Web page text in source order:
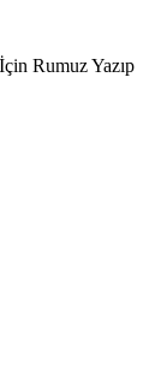
Rumuz Yazıp